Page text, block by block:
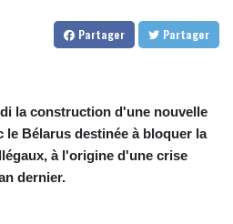
Partager Partager
la construction d'une nouvelle
le Bélarus destinée à bloquer la
à l'origine d'une crise
dernier.